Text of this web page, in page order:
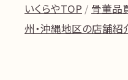
いくらやTOP 骨董品
州・沖縄地区の店舗紹